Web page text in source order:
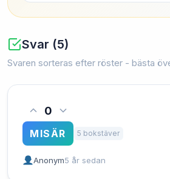
Svar (5)
Svaren sorteras efter röster - bästa
0
MISÄR 5 bokstäver
Anonym5 år sedan